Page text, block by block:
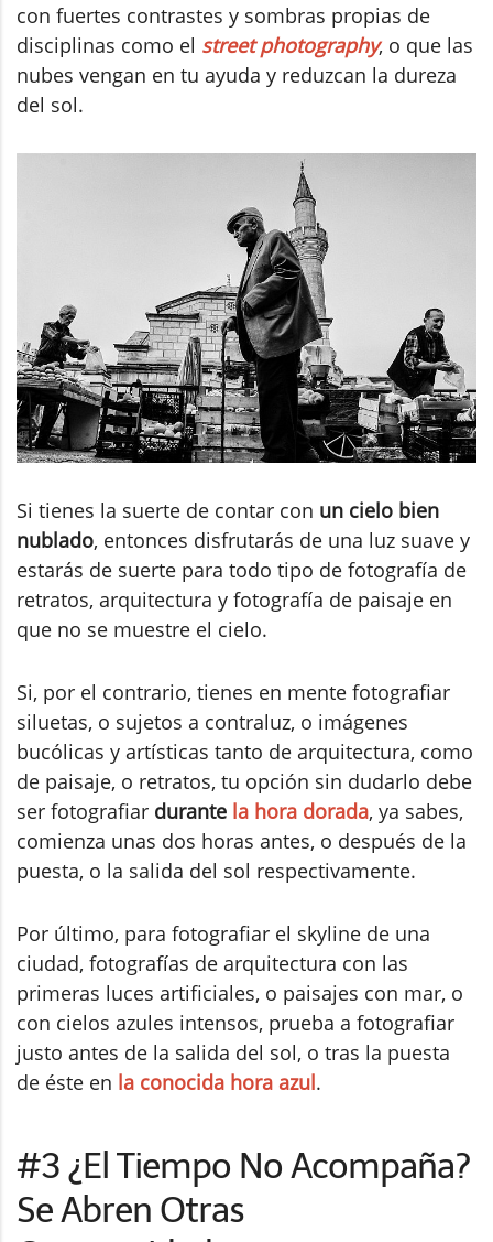
con fuertes contrastes y sombras propias de
disciplinas como el street photography, o que las
nubes vengan en tu ayuda y reduzcan la dureza
del sol.
Si tienes la suerte de contar con un cielo bien
nublado, entonces disfrutarás de una luz suave y
estarás de suerte para todo tipo de fotografía de
retratos, arquitectura y fotografía de paisaje en
que no se muestre el cielo.
Si, por el contrario, tienes en mente fotografiar
siluetas, o sujetos a contraluz, o imágenes
bucólicas y artísticas tanto de arquitectura, como
de paisaje, o retratos, tu opción sin dudarlo debe
ser fotografiar durante la hora dorada, ya sabes,
comienza unas dos horas antes, o después de la
puesta, o la salida del sol respectivamente.
Por último, para fotografiar el skyline de una
ciudad, fotografías de arquitectura con las
primeras luces artificiales, o paisajes con mar, o
con cielos azules intensos, prueba a fotografiar
justo antes de la salida del sol, o tras la puesta
de éste en la conocida hora azul.
#3 ¿El Tiempo No Acompaña?
Se Abren Otras